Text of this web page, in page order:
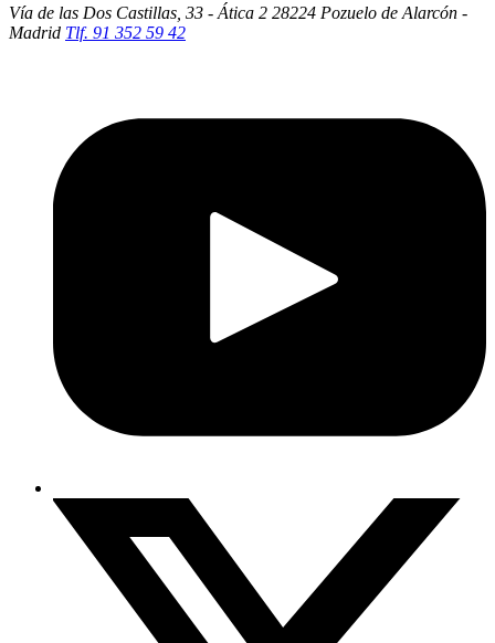
Vía de las Dos Castillas, 33 - Ática 2 28224 Pozuelo de Alarcón -
Madrid Tlf. 91 352 59 42